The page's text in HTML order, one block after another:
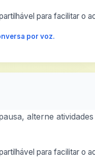
para facilitar o
por voz.
alterne
para facilitar o